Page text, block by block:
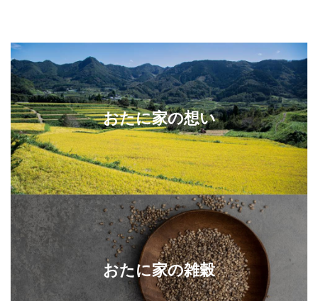
おたに家の想い
おたに家の雑穀